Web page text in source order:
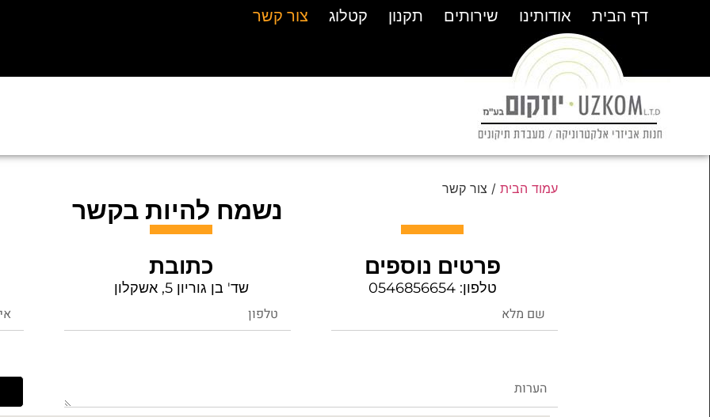
דף הבית אודותינו שירותים תקנון קטלוג צור קשר דף הבית אודותינו שירותים תקנון קטלוג צור קשר
עמוד הבית / צור קשר
נשמח להיות בקשר
פרטים נוספים
טלפון: 0546856654
כתובת
שד' בן גוריון 5, אשקלון